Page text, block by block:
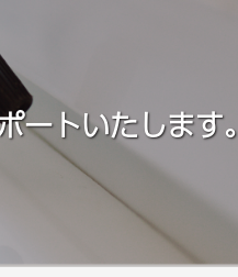
ートいたします。